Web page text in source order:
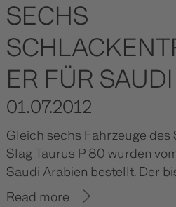
SECHS
ER FÜR
01.07.2012
Gleich sechs Fahrzeuge
Slag Taurus P 80 wurden
Saudi Arabien bestellt. Der
Read more